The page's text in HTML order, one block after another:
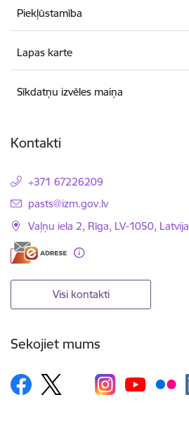
Piekļūstamība
Lapas karte
Sīkdatņu izvēles maiņa
Kontakti
+371 67226209
E-pasts:
pasts@izm.gov.lv
Vaļņu iela 2, Rīga, LV-1050, Latvija
Visi kontakti
Sekojiet mums